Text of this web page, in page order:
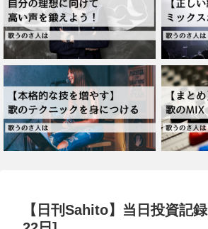
【日刊Sahito】当日投資記